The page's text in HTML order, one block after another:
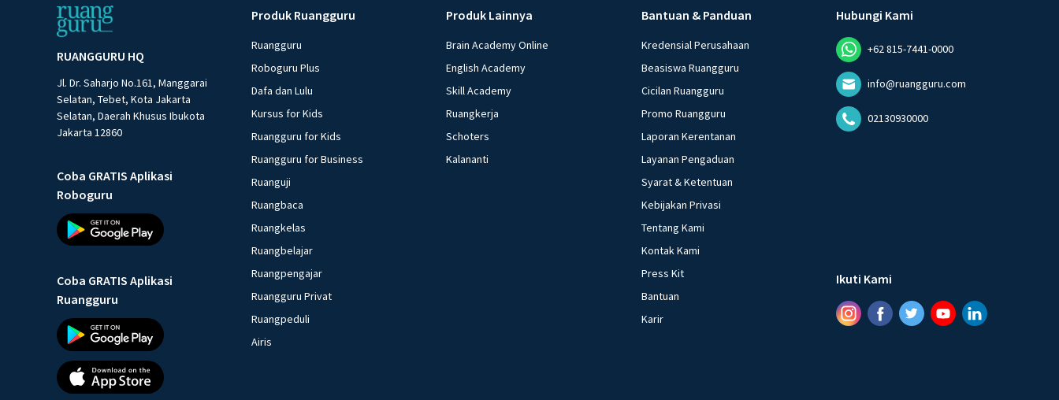
RUANGGURU HQ
Jl. Dr. Saharjo No.161, Manggarai
Selatan, Tebet, Kota Jakarta
Selatan, Daerah Khusus Ibukota
Jakarta 12860
Coba GRATIS Aplikasi
Roboguru
Coba GRATIS Aplikasi
Ruangguru
Produk Ruangguru
Ruangguru
Roboguru Plus
Dafa dan Lulu
Kursus for Kids
Ruangguru for Kids
Ruangguru for Business
Ruanguji
Ruangbaca
Ruangkelas
Ruangbelajar
Ruangpengajar
Ruangguru Privat
Ruangpeduli
Airis
Produk Lainnya
Brain Academy Online
English Academy
Skill Academy
Ruangkerja
Schoters
Kalananti
Bantuan & Panduan
Kredensial Perusahaan
Beasiswa Ruangguru
Cicilan Ruangguru
Promo Ruangguru
Laporan Kerentanan
Layanan Pengaduan
Syarat & Ketentuan
Kebijakan Privasi
Tentang Kami
Kontak Kami
Press Kit
Bantuan
Karir
Hubungi Kami
+62 815-7441-0000
info@ruangguru.com
02130930000
Ikuti Kami